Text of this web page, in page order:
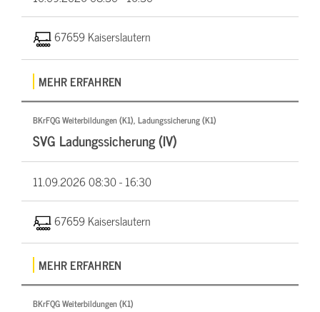
67659 Kaiserslautern
MEHR ERFAHREN
BKrFQG Weiterbildungen (K1), Ladungssicherung (K1)
SVG Ladungssicherung (IV)
11.09.202608:30 - 16:30
67659 Kaiserslautern
MEHR ERFAHREN
BKrFQG Weiterbildungen (K1)